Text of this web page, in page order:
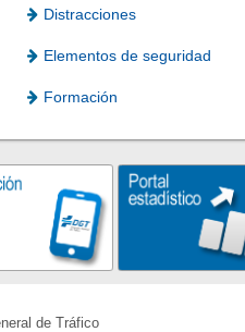
Distracciones
Elementos de seguridad
Formación
de Tráfico